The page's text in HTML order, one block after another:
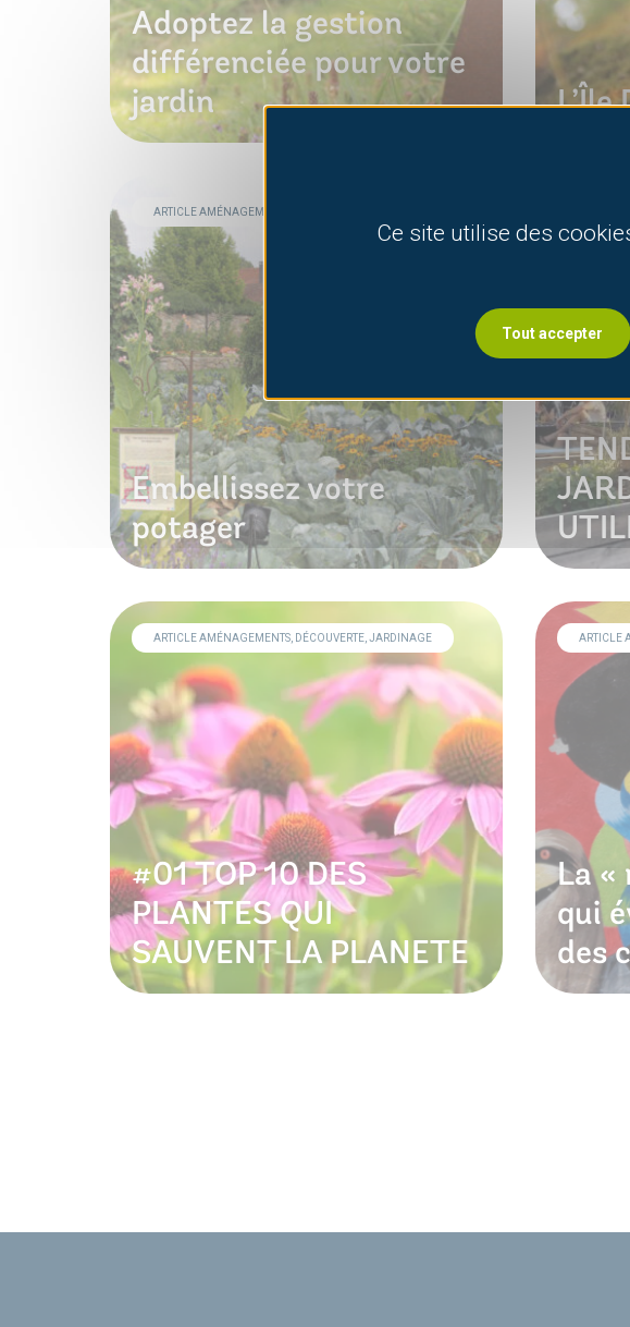
Adoptez la gestion
différenciée pour votre
jardin
ARTICLE AMÉNAGEMENTS, JARDINAGE, POTAGER
Embellissez votre
potager
POTAGER
ARTICLE AMÉNAGEMENTS, DÉCOUVERTE, JARDINAGE
#01 TOP 10 DES
PLANTES QUI
SAUVENT LA PLANETE
ARTICLE
La «
qui
des
Ce site utilise des
Tout accepter